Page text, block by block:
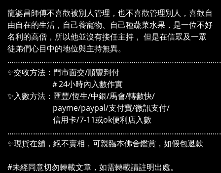
龍婆昌師傅不喜歡被別人管理，也不喜歡管理別人，喜歡自
由自在的生活，自己養寵物、自己種蔬菜水果，是一位不好
名利的高僧，所以他並沒有接任主持， 但是在信眾及一眾
徒弟們心目中的地位與主持無異。
✨交收方法：門市面交/順豐到付
＃24小時內入數作實
✨入數方法：匯豐/恆生/中銀/馬會/轉數快/
payme/paypal/支付寶/微訊支付/
信用卡/7-11或ok便利店入數
✨現貨在舖，絕不賣相，可親臨本佛舍鑑賞，如假包退款
#未經同意切勿轉載文章，如需轉載請註明出處。